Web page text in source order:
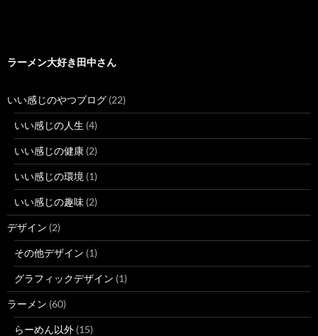
ラーメン大好き田中さん
いい感じのやつブログ (22)
いい感じの人生 (4)
いい感じの健康 (2)
いい感じの環境 (1)
いい感じの趣味 (2)
デザイン (2)
その他デザイン (1)
グラフィックデザイン (1)
ラーメン (60)
らーめん以外 (15)